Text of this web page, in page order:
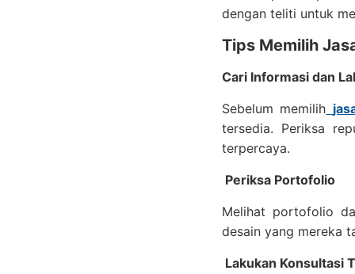
dengan teliti untuk
Tips Memilih
Cari Informasi dan
Sebelum memilih
tersedia. Periksa
terpercaya.
Periksa Portofolio
Melihat portofolio
desain yang mereka
Lakukan Konsultasi